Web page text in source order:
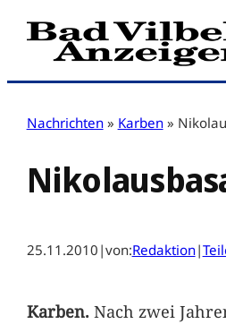
Zum
Inhalt
Nachrichten » Karben »
25.11.2010 |von:Redaktion|
Karben.Nach zwei